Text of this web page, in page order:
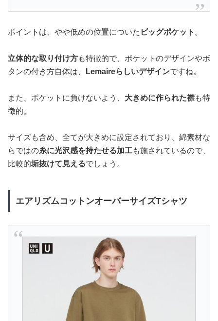
ポイントは、やや低めの位置についた ビッグポケット 。
立体的な取り付け方も特徴的で、ポケットのデザインやボ
タンの付き方自体は、
Lemaireらしいデザインですね。
また、ポケットに負けないよう、 大きめに作られた襟も特
徴的。
サイズも含め、全てが大きめに設定されており、綿素材な
らではの糸に光沢感を持たせる加工も施されているので、
比較的垢抜けて見えるでしょう。
エアリズムコットンオーバーサイズTシャツ